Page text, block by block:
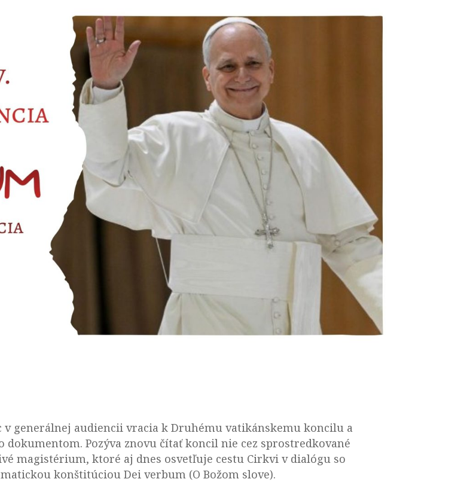
v generálnej audiencii vracia k Druhému vatikánskemu koncilu a
dokumentom. Pozýva znovu čítať koncil nie cez sprostredkované
magistérium, ktoré aj dnes osvetľuje cestu Cirkvi v dialógu so
konštitúciou Dei verbum (O Božom slove).